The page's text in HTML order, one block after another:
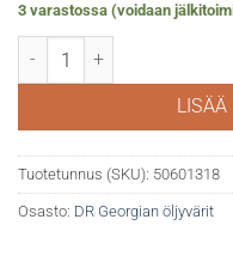
3 varastossa (voidaan
DR Georgian öljyväri 38ml
Tuotetunnus (SKU): 50601318
Osasto: DR Georgian öljyvärit